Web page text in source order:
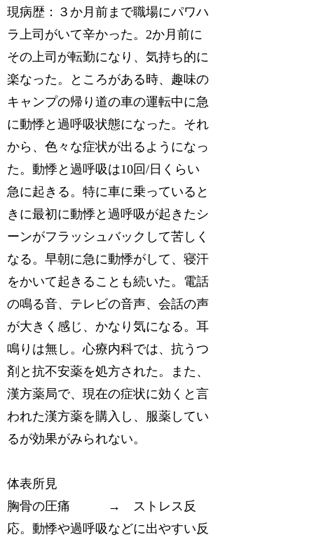
現病歴：３か月前まで職場にパワハ
ラ上司がいて辛かった。2か月前に
その上司が転勤になり、気持ち的に
楽なった。ところがある時、趣味の
キャンプの帰り道の車の運転中に急
に動悸と過呼吸状態になった。それ
から、色々な症状が出るようになっ
た。動悸と過呼吸は10回/日くらい
急に起きる。特に車に乗っていると
きに最初に動悸と過呼吸が起きたシ
ーンがフラッシュバックして苦しく
なる。早朝に急に動悸がして、寝汗
をかいて起きることも続いた。電話
の鳴る音、テレビの音声、会話の声
が大きく感じ、かなり気になる。耳
鳴りは無し。心療内科では、抗うつ
剤と抗不安薬を処方された。また、
漢方薬局で、現在の症状に効くと言
われた漢方薬を購入し、服薬してい
るが効果がみられない。
体表所見
胸骨の圧痛 → ストレス反
応。動悸や過呼吸などに出やすい反